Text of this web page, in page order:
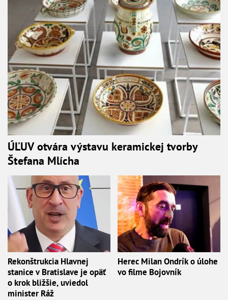
ÚĽUV otvára výstavu keramickej tvorby
Štefana Mlícha
Rekonštrukcia Hlavnej
stanice v Bratislave je opäť
o krok bližšie, uviedol
minister Ráž
Herec Milan Ondrík o úlohe
vo filme Bojovník